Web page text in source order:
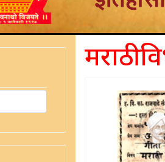
मराठी